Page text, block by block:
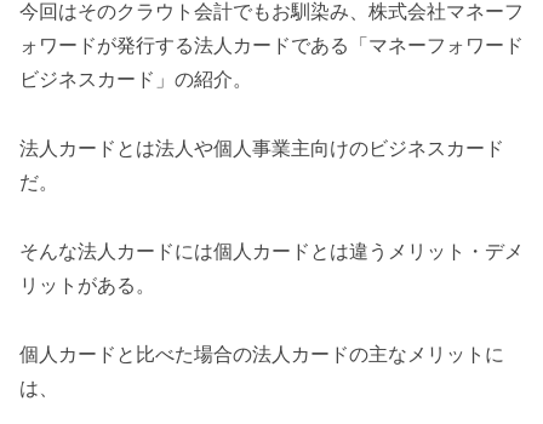
今回はそのクラウト会計でもお馴染み、株式会社マネーフ
ォワードが発行する法人カードである「マネーフォワード
ビジネスカード」の紹介。
法人カードとは法人や個人事業主向けのビジネスカード
だ。
そんな法人カードには個人カードとは違うメリット・デメ
リットがある。
個人カードと比べた場合の法人カードの主なメリットに
は、